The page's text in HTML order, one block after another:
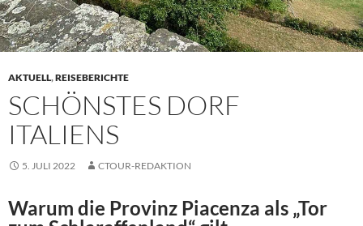
AKTUELL,REISEBERICHTE
SCHÖNSTES DORF
ITALIENS
5. JULI 2022 CTOUR-REDAKTION
Warum die Provinz Piacenza als „Tor